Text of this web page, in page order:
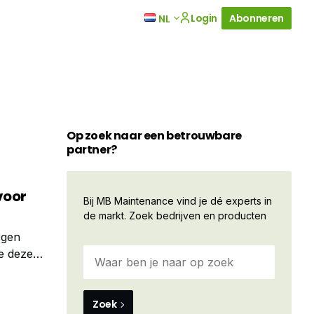
NL Login Abonneren
deze
de staat
Op zoek naar een betrouwbare
partner?
Bij MB Maintenance vind je dé experts in
de markt. Zoek bedrijven en producten
Zoek